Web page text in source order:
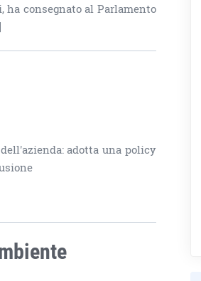
consegnato al Parlamento
adotta una policy